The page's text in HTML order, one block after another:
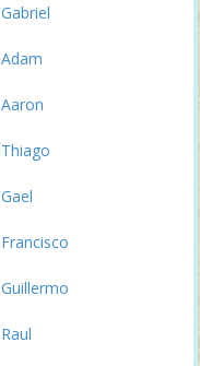
Gabriel
Adam
Aaron
Thiago
Gael
Francisco
Guillermo
Raul